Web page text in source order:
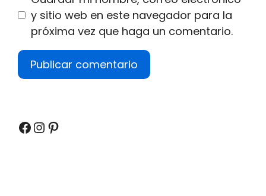
y sitio web en este navegador para la
próxima vez que haga un comentario.
Facebook
Instagram
Pinterest